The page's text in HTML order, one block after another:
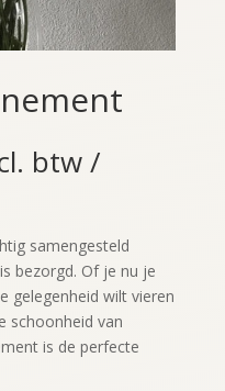
btw /
samengesteld
bezorgd. Of je nu je
gelegenheid wilt vieren
schoonheid van
is de perfecte